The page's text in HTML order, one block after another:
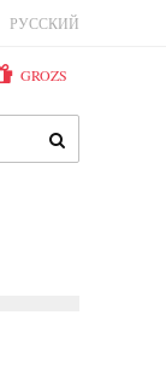
РУССКИЙ
GROZS